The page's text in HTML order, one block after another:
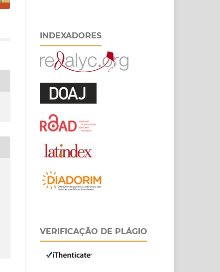
INDEXADORES
VERIFICAÇÃO DE PLÁGIO